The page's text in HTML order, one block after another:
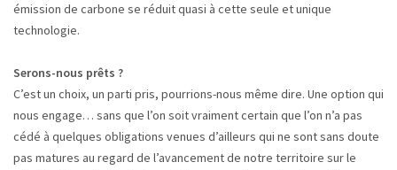
émission de carbone se réduit quasi à cette seule et unique
technologie.
Serons-nous prêts ?
C’est un choix, un parti pris, pourrions-nous même dire. Une option qui
nous engage… sans que l’on soit vraiment certain que l’on n’a pas
cédé à quelques obligations venues d’ailleurs qui ne sont sans doute
pas matures au regard de l’avancement de notre territoire sur le